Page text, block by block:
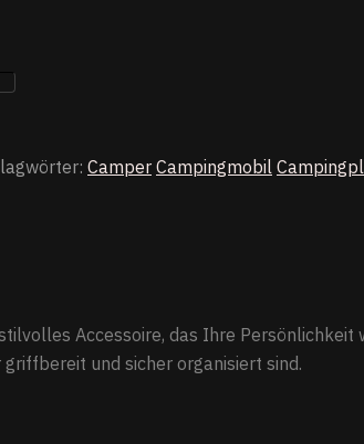
Camper Campingmobil
Accessoire, das Ihre Persönlichkeit
und sicher organisiert sind.